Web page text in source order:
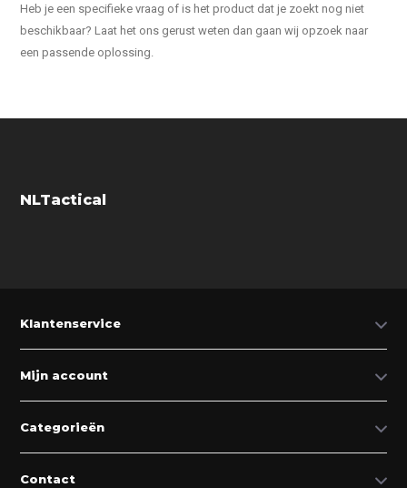
Heb je een specifieke vraag of is het product dat je zoekt nog niet
beschikbaar? Laat het ons gerust weten dan gaan wij opzoek naar
een passende oplossing.
NLTactical
Klantenservice
Mijn account
Categorieën
Contact